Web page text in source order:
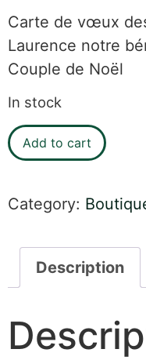
Carte de vœux
Laurence notre
Couple de Noël
In stock
Add to cart
Category:
Description